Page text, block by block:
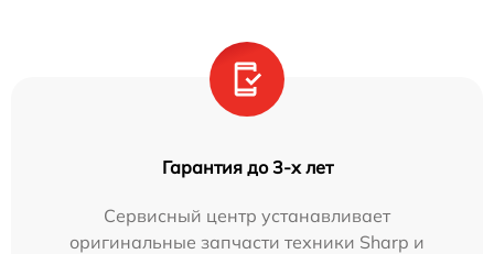
Гарантия до 3-х лет
Сервисный центр устанавливает
оригинальные запчасти техники Sharp и